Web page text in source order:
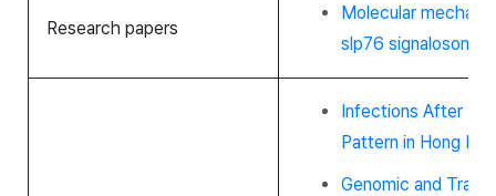
Research papers
Molecular
slp76 signalosome
Infections After
Pattern in Hong
Genomic and